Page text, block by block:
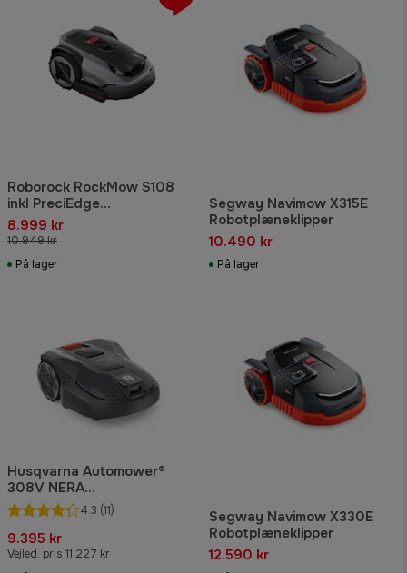
Roborock RockMow S108
inkl PreciEdge
Robotplæneklipper
8.999 kr
10.949 kr
På lager
Segway Navimow X315E
Robotplæneklipper
10.490 kr
På lager
Husqvarna Automower®
308V NERA
Robotplæneklipper
4.3 (11)
9.395 kr
Vejled. pris 11.227 kr
Segway Navimow X330E
Robotplæneklipper
12.590 kr